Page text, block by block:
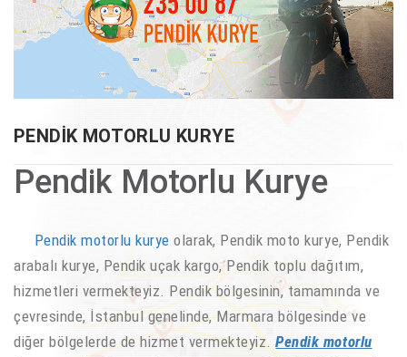
PENDIK MOTORLU KURYE
Pendik Motorlu Kurye
Pendik motorlu kurye olarak, Pendik moto kurye, Pendik
arabalı kurye, Pendik uçak kargo, Pendik toplu dağıtım,
hizmetleri vermekteyiz. Pendik bölgesinin, tamamında ve
çevresinde, İstanbul genelinde, Marmara bölgesinde ve
diğer bölgelerde de hizmet vermekteyiz.Pendik motorlu